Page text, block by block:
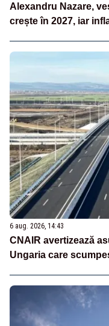
Alexandru Nazare,
crește în 2027, iar
6 aug. 2026, 14:43
CNAIR avertizează
Ungaria care